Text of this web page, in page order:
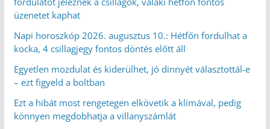
üzenetet kaphat
Napi horoszkóp 2026. augusztus 10.: Hétfőn fordulhat a
kocka, 4 csillagjegy fontos döntés előtt áll
Egyetlen mozdulat és kiderülhet, jó dinnyét választottál-e
– ezt figyeld a boltban
Ezt a hibát most rengetegen elkövetik a klímával, pedig
könnyen megdobhatja a villanyszámlát